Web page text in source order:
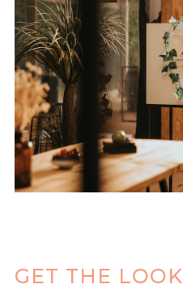
GET THE LOOK